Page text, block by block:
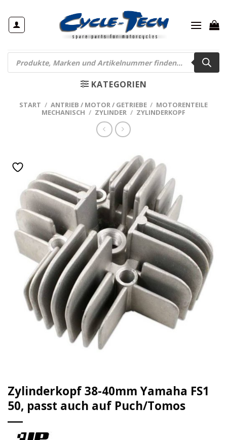
Inhalt
springen
Products
search
KATEGORIEN
START / ANTRIEB / MOTOR / GETRIEBE / MOTORENTEILE
MECHANISCH / ZYLINDER / ZYLINDERKOPF
Zylinderkopf 38-40mm Yamaha FS1
50, passt auch auf Puch/Tomos